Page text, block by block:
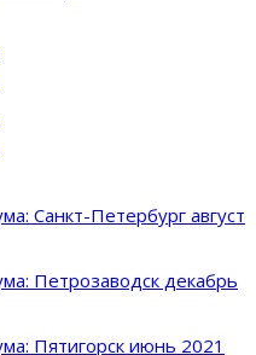
Санкт-Петербург август
Петрозаводск декабрь
Пятигорск июнь 2021